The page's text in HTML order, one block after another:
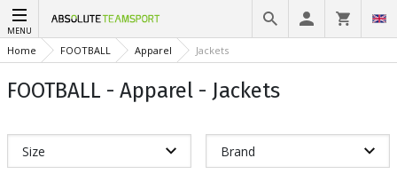
MENU
Home FOOTBALL Apparel Jackets
FOOTBALL - Apparel - Jackets
Size Brand